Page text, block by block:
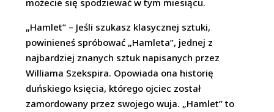
możecie się spodziewać w tym miesiącu.
„Hamlet” – Jeśli szukasz klasycznej sztuki,
powinieneś spróbować „Hamleta”, jednej z
najbardziej znanych sztuk napisanych przez
Williama Szekspira. Opowiada ona historię
duńskiego księcia, którego ojciec został
zamordowany przez swojego wuja. „Hamlet” to